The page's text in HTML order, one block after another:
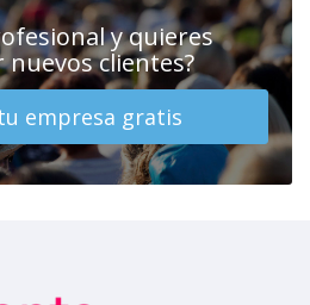
y quieres
nuevos clientes?
empresa gratis